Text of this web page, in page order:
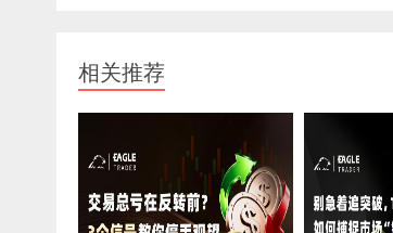
相关推荐